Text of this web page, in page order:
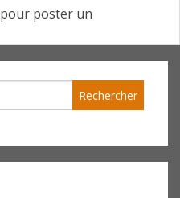
pour poster un